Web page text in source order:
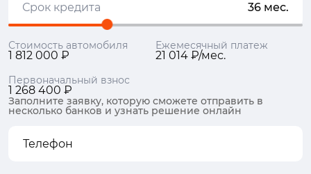
Срок кредита 36 мес.
Стоимость автомобиля
1 812 000 ₽
Ежемесячный платеж
21 014 ₽/мес.
Первоначальный взнос
1 268 400 ₽
Заполните заявку, которую сможете отправить в
несколько банков и узнать решение онлайн